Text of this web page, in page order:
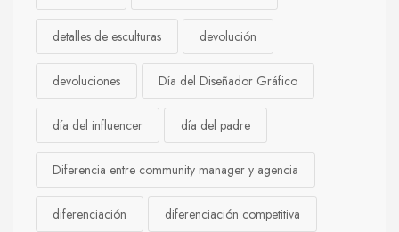
detalles de esculturas devolución
devoluciones Día del Diseñador Gráfico
día del influencer día del padre
Diferencia entre community manager y agencia
diferenciación diferenciación competitiva